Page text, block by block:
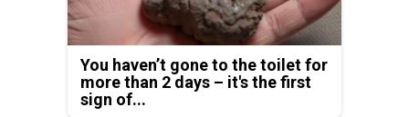
You haven’t gone to the toilet for
more than 2 days – it's the first
sign of...